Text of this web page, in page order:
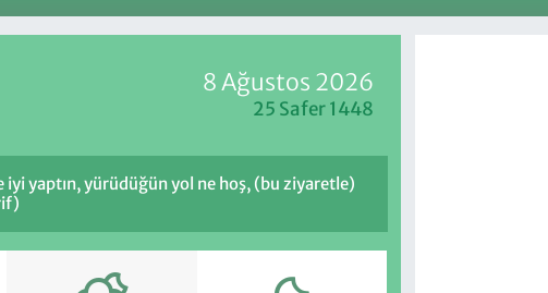
8 Ağustos 2026
25 Safer 1448
yaptın, yürüdüğün yol ne hoş, (bu ziyaretle)